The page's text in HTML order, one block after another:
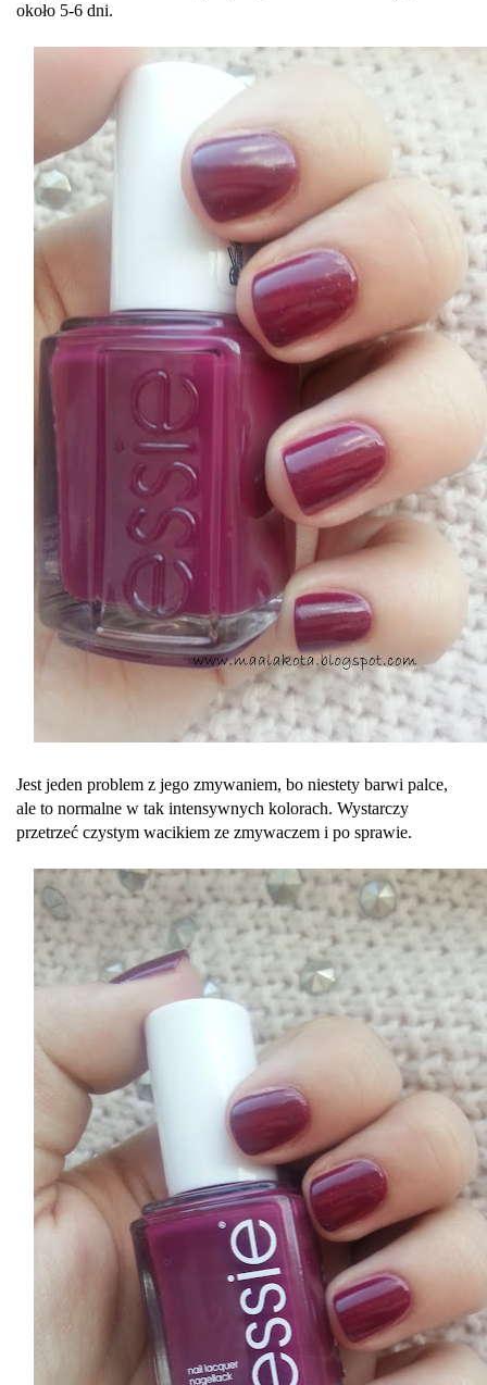
około 5-6 dni.
Jest jeden problem z jego zmywaniem, bo niestety barwi palce,
ale to normalne w tak intensywnych kolorach. Wystarczy
przetrzeć czystym wacikiem ze zmywaczem i po sprawie.